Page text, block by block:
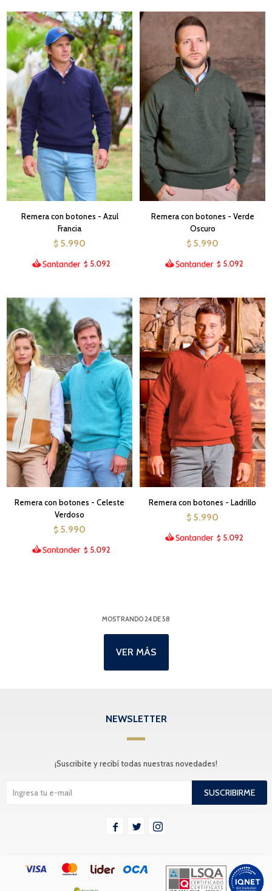
Remera con botones - Azul
Francia
$ 5.990
$ 5.092
Remera con botones - Verde
Oscuro
$ 5.990
$ 5.092
Remera con botones - Celeste
Verdoso
$ 5.990
$ 5.092
Remera con botones - Ladrillo
$ 5.990
$ 5.092
MOSTRANDO24DE58
VER MÁS
NEWSLETTER
¡Suscribite y recibí todas nuestras novedades!
SUSCRIBIRME
  